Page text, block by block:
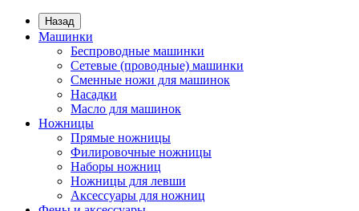
Назад
Машинки
Беспроводные машинки
Сетевые (проводные) машинки
Сменные ножи для машинок
Насадки
Масло для машинок
Ножницы
Прямые ножницы
Филировочные ножницы
Наборы ножниц
Ножницы для левши
Аксессуары для ножниц